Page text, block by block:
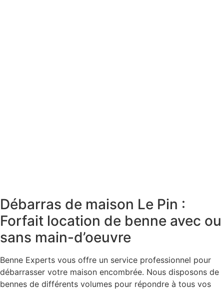
Débarras de maison Le Pin :
Forfait location de benne avec ou
sans main-d’oeuvre
Benne Experts vous offre un service professionnel pour
débarrasser votre maison encombrée. Nous disposons de
bennes de différents volumes pour répondre à tous vos